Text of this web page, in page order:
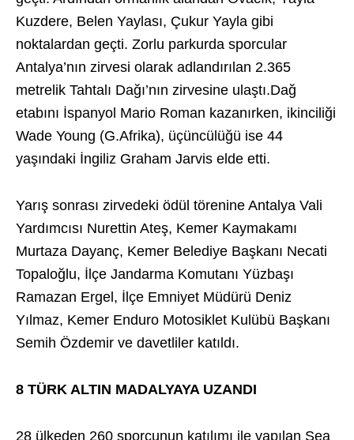
Kuzdere, Belen Yaylası, Çukur Yayla gibi
noktalardan geçti. Zorlu parkurda sporcular
Antalya’nın zirvesi olarak adlandırılan 2.365
metrelik Tahtalı Dağı’nın zirvesine ulaştı.Dağ
etabını İspanyol Mario Roman kazanırken, ikinciliği
Wade Young (G.Afrika), üçüncülüğü ise 44
yaşındaki İngiliz Graham Jarvis elde etti.
Yarış sonrası zirvedeki ödül törenine Antalya Vali
Yardımcısı Nurettin Ateş, Kemer Kaymakamı
Murtaza Dayanç, Kemer Belediye Başkanı Necati
Topaloğlu, İlçe Jandarma Komutanı Yüzbaşı
Ramazan Ergel, İlçe Emniyet Müdürü Deniz
Yılmaz, Kemer Enduro Motosiklet Kulübü Başkanı
Semih Özdemir ve davetliler katıldı.
8 TÜRK ALTIN MADALYAYA UZANDI
28 ülkeden 260 sporcunun katılımı ile yapılan Sea